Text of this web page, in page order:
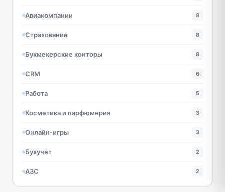
Авиакомпании 8
Страхование 8
Букмекерские конторы 8
CRM 6
Работа 5
Косметика и парфюмерия 3
Онлайн-игры 3
Бухучет 2
АЗС 2